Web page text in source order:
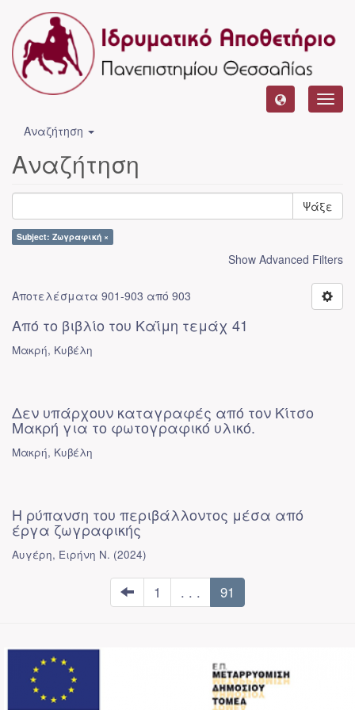
Αναζήτηση
Αναζήτηση
Ψάξε
Subject: Ζωγραφική ×
Show Advanced Filters
Αποτελέσματα 901-903 από 903
Από το βιβλίο του Καΐμη τεμάχ 41
Μακρή, Κυβέλη
Δεν υπάρχουν καταγραφές από τον Κίτσο
Μακρή για το φωτογραφικό υλικό.
Μακρή, Κυβέλη
Η ρύπανση του περιβάλλοντος μέσα από
έργα ζωγραφικής
Αυγέρη, Ειρήνη Ν. (2024)
1 . . . 91